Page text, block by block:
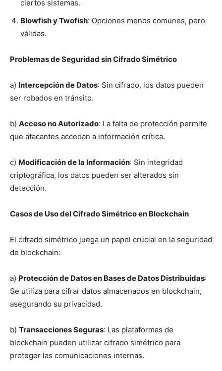
ciertos sistemas.
Blowfish y Twofish: Opciones menos comunes, pero
válidas.
Problemas de Seguridad sin Cifrado Simétrico
a) Intercepción de Datos: Sin cifrado, los datos pueden
ser robados en tránsito.
b) Acceso no Autorizado: La falta de protección permite
que atacantes accedan a información crítica.
c) Modificación de la Información: Sin integridad
criptográfica, los datos pueden ser alterados sin
detección.
Casos de Uso del Cifrado Simétrico en Blockchain
El cifrado simétrico juega un papel crucial en la seguridad
de blockchain:
a) Protección de Datos en Bases de Datos Distribuidas:
Se utiliza para cifrar datos almacenados en blockchain,
asegurando su privacidad.
b) Transacciones Seguras: Las plataformas de
blockchain pueden utilizar cifrado simétrico para
proteger las comunicaciones internas.